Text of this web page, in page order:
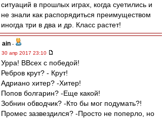
ситуаций в прошлых играх, когда суетились и
не знали как распорядиться преимуществом
иногда три в два и др. Класс растет!
ain -
30 апр 2017 23:10
Урра! ВВсех с победой!
Ребров крут? - Крут!
Адриано хитер? -Хитер!
Попов болгарин? -Еще какой!
Зобнин обводчик? -Кто бы мог подумать?!
Промес зазвездился? -Просто не поперло, но